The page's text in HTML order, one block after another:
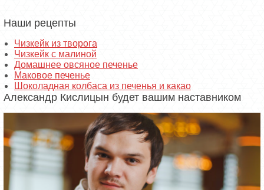
Наши рецепты
Чизкейк из творога
Чизкейк с малиной
Домашнее овсяное печенье
Маковое печенье
Шоколадная колбаса из печенья и какао
Александр Кислицын будет вашим наставником